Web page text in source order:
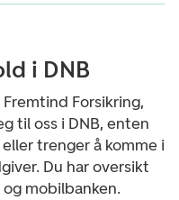
i DNB
Forsikring,
til oss i DNB, enten
trenger å komme i
Du har oversikt
mobilbanken.